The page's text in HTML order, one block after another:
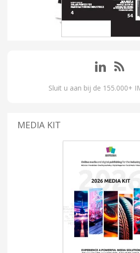
Sluit u aan bij de 155.000+
MEDIA KIT